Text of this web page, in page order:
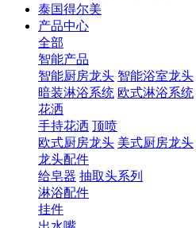
泰国得尔美
产品中心
全部
智能产品
智能厨房龙头 智能浴室龙头
暗装淋浴系统 欧式淋浴系统
花洒
手持花洒 顶喷
欧式厨房龙头 美式厨房龙头
龙头配件
给皂器 抽取头系列
淋浴配件
挂件